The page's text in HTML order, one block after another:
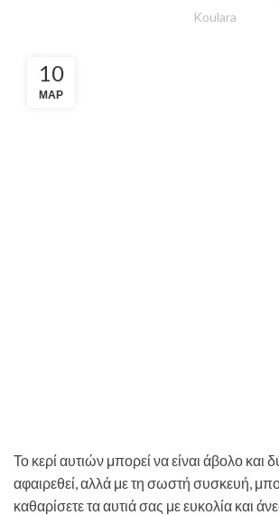
Koulara
10
ΜΑΡ
Το κερί αυτιών μπορεί να είναι άβολο και
αφαιρεθεί, αλλά με τη σωστή συσκευή,
καθαρίσετε τα αυτιά σας με ευκολία και